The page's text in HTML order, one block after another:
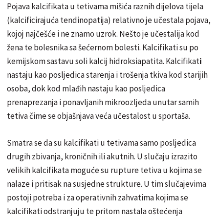
Pojava kalcifikata u tetivama mišića raznih dijelova tijela
(kalcificirajuća tendinopatija) relativno je učestala pojava,
kojoj najčešće i ne znamo uzrok. Nešto je učestalija kod
žena te bolesnika sa šećernom bolesti. Kalcifikati su po
kemijskom sastavu soli kalcij hidroksiapatita. Kalcifikati
nastaju kao posljedica starenja i trošenja tkiva kod starijih
osoba, dok kod mlađih nastaju kao posljedica
prenaprezanja i ponavljanih mikroozljeda unutar samih
tetiva čime se objašnjava veća učestalost u sportaša.
Smatra se da su kalcifikati u tetivama samo posljedica
drugih zbivanja, kroničnih ili akutnih. U slučaju izrazito
velikih kalcifikata moguće su rupture tetiva u kojima se
nalaze i pritisak na susjedne strukture. U tim slučajevima
postoji potreba i za operativnih zahvatima kojima se
kalcifikati odstranjuju te pritom nastala oštećenja